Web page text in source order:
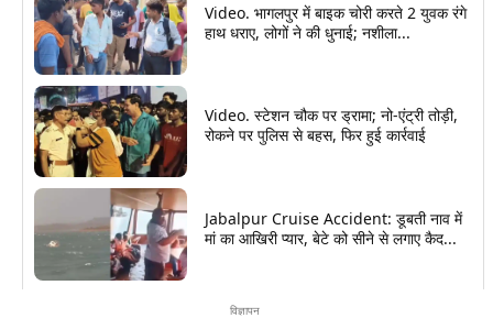
Video. भागलपुर में बाइक चोरी करते 2 युवक रंगे
हाथ धराए, लोगों ने की धुनाई; नशीला...
Video. स्टेशन चौक पर ड्रामा; नो-एंट्री तोड़ी,
रोकने पर पुलिस से बहस, फिर हुई कार्रवाई
Jabalpur Cruise Accident: डूबती नाव में
मां का आखिरी प्यार, बेटे को सीने से लगाए कैद...
विज्ञापन